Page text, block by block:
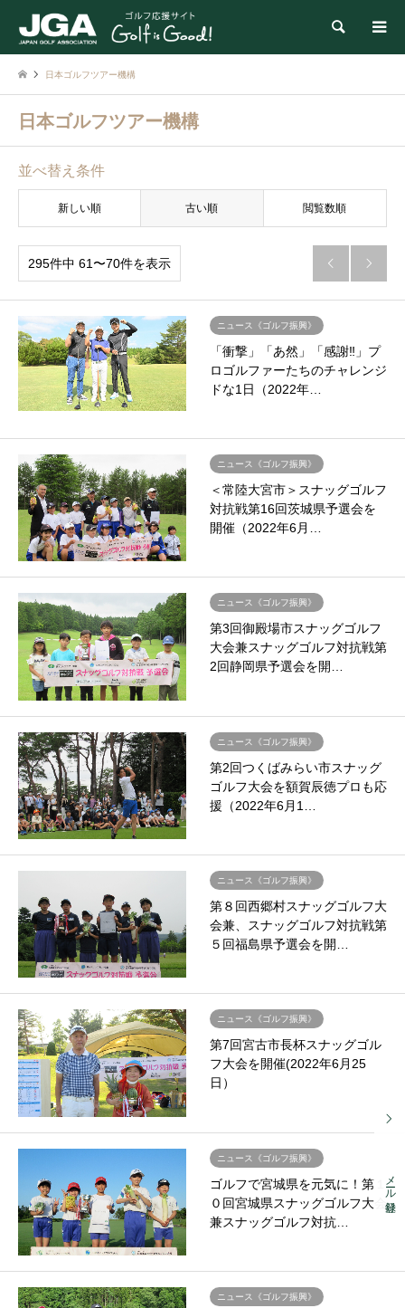
検索
日本ゴルフツアー機構
日本ゴルフツアー機構
並べ替え条件
新しい順 古い順 閲覧数順
295件中 61〜70件を表示  
ニュース《ゴルフ振興》
「衝撃」「あ然」「感謝‼」プ
ロゴルファーたちのチャレンジ
ドな1日（2022年…
ニュース《ゴルフ振興》
＜常陸大宮市＞スナッグゴルフ
対抗戦第16回茨城県予選会を
開催（2022年6月…
ニュース《ゴルフ振興》
第3回御殿場市スナッグゴルフ
大会兼スナッグゴルフ対抗戦第
2回静岡県予選会を開…
ニュース《ゴルフ振興》
第2回つくばみらい市スナッグ
ゴルフ大会を額賀辰徳プロも応
援（2022年6月1…
ニュース《ゴルフ振興》
第８回西郷村スナッグゴルフ大
会兼、スナッグゴルフ対抗戦第
５回福島県予選会を開…
ニュース《ゴルフ振興》
第7回宮古市長杯スナッグゴル
フ大会を開催(2022年6月25
日）
ニュース《ゴルフ振興》
ゴルフで宮城県を元気に！第１
０回宮城県スナッグゴルフ大会
兼スナッグゴルフ対抗…
ニュース《ゴルフ振興》
メール登録